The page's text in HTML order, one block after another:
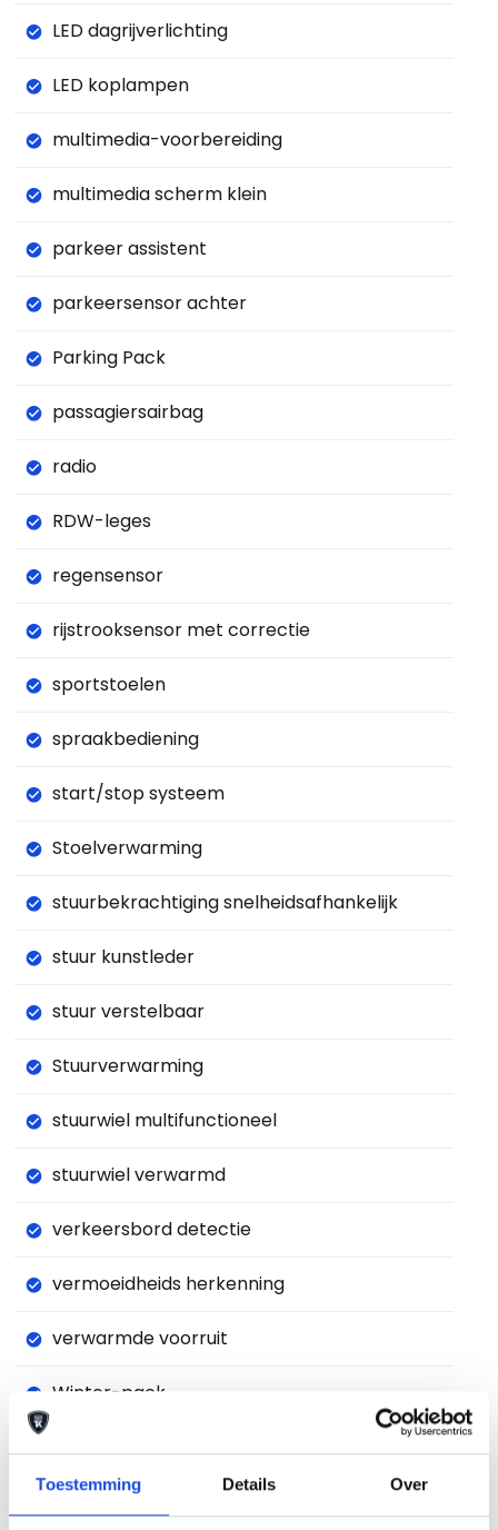
Toestemming Details Over
LED dagrijverlichting
LED koplampen
multimedia-voorbereiding
multimedia scherm klein
parkeer assistent
parkeersensor achter
Parking Pack
passagiersairbag
radio
RDW-leges
regensensor
rijstrooksensor met correctie
sportstoelen
spraakbediening
start/stop systeem
Stoelverwarming
stuurbekrachtiging snelheidsafhankelijk
stuur kunstleder
stuur verstelbaar
Stuurverwarming
stuurwiel multifunctioneel
stuurwiel verwarmd
verkeersbord detectie
vermoeidheids herkenning
verwarmde voorruit
Winter-pack
zij airbag(s) voor